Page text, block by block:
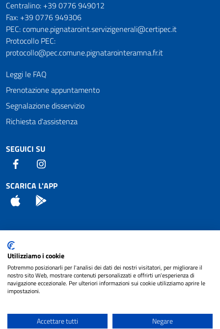
Numeri utili
Centralino: +39 0776 949012
Fax: +39 0776 949306
PEC: comune.pignataroint.servizigenerali@certipec.it
Protocollo PEC:
protocollo@pec.comune.pignatarointeramna.fr.it
Leggi le FAQ
Prenotazione appuntamento
Segnalazione disservizio
Richiesta d'assistenza
SEGUICI SU
Facebook
SCARICA L'APP
App Store
Attuazione Misure PNRR
Piano di miglioramento del sito
Note legali
cura diNET SMART
Utilizziamo i cookie
Potremmo posizionarli per l'analisi dei dati dei nostri visitatori, per migliorare il
nostro sito Web, mostrare contenuti personalizzati e offrirti un'esperienza di
navigazione eccezionale. Per ulteriori informazioni sui cookie utilizziamo aprire le
impostazioni.
Accettare tutti Negare